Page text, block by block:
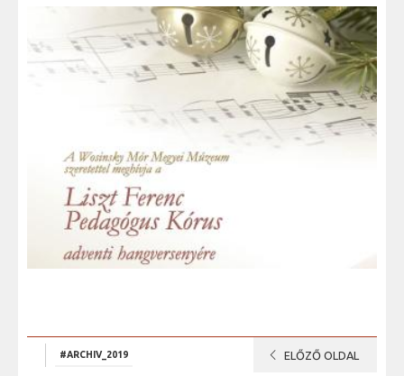
#ARCHIV_2019 chevron_left ELŐZŐ OLDAL